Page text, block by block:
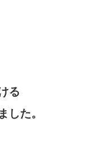
る
した。